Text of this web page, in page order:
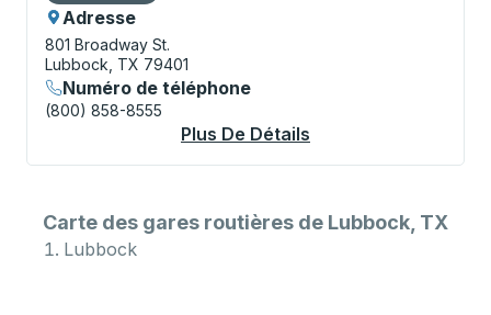
Adresse
801 Broadway St.
Lubbock, TX 79401
Numéro de téléphone
(800) 858-8555
Plus De Détails
Carte des gares routières de Lubbock, TX
Lubbock